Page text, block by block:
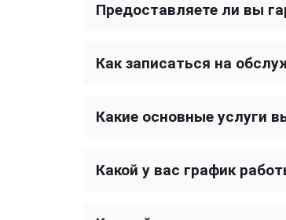
Предоставляете ли вы
Как записаться на
Какие основные услуги
Какой у вас график